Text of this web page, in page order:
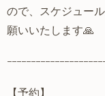
ので、スケジュー
願いいたします🙏
【予約】